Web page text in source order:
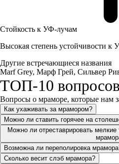
Стойкость к УФ-лучам
Высокая степень устойчивости к
Другие встречающиеся названия
Marf Grey, Марф Грей, Сильвер
ТОП-10
Вопросы о мраморе, которые нам
Как ухаживать за мрамором?
Можно ли ставить горячее на
Можно ли отреставрировать
Возможна ли переполировка
Сколько весит слэб мрамора?